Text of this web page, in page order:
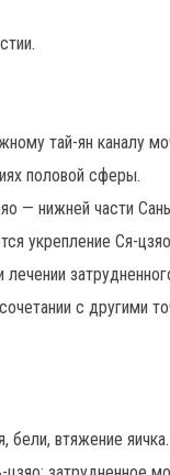
тай-ян каналу
половой сферы.
— нижней части
укрепление Ся-
с другими
бели, втяжение яичка.